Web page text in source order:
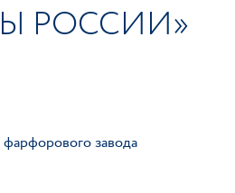
РОССИИ»
завода